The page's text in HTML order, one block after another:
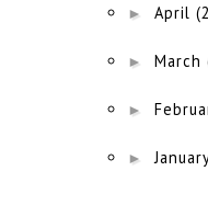
►April
►March
►
►